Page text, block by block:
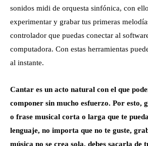
sonidos midi de orquesta sinfónica, con
experimentar y grabar tus primeras
controlador que puedas conectar al
computadora. Con estas herramientas
al instante.
Cantar es un acto natural con el que
componer sin mucho esfuerzo. Por esto,
o frase musical corta o larga que te
lenguaje, no importa que no te guste,
música no se crea sola, debes sacarla de